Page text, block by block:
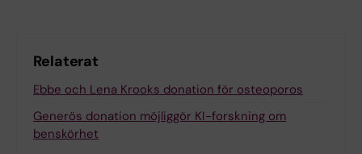
Relaterat
Ebbe och Lena Krooks donation för osteoporos
Generös donation möjliggör KI-forskning om
benskörhet